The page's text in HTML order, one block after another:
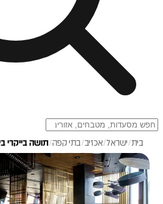
בית/ישראל/אכזיב/ בתי קפה/ תושה בייקרי